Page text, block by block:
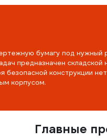
бумагу под нужный
предназначен складской
конструкции
корпусом.
Главные